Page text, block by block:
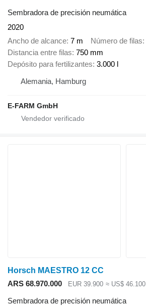
Sembradora de precisión neumática
2020
Ancho de alcance 7 m Número de filas
Distancia entre filas 750 mm
Depósito para fertilizantes 3.000 l
Alemania, Hamburg
E-FARM GmbH
Horsch MAESTRO 12 CC
ARS 68.970.000
EUR 39.900 ≈ US$ 46.100
Sembradora de precisión neumática